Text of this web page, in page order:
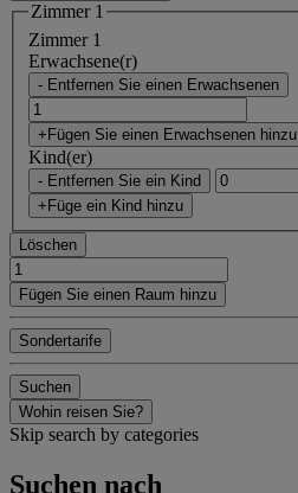
Zimmer 1
Zimmer 1
Erwachsene(r)
- Entfernen Sie einen Erwachsenen
+Fügen Sie einen Erwachsenen hinzu
Kind(er)
- Entfernen Sie ein Kind
+Füge ein Kind hinzu
Löschen
Fügen Sie einen Raum hinzu
Sondertarife
Suchen
Wohin reisen Sie?
Skip search by categories
Suchen nach